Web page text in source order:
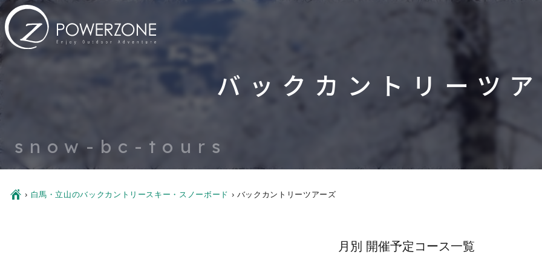
snow-bc-tours
バックカントリーツ
Ç › 白馬・立山のバックカントリースキー・スノーボード › バックカントリーツアーズ
月別 開催予定コース一覧